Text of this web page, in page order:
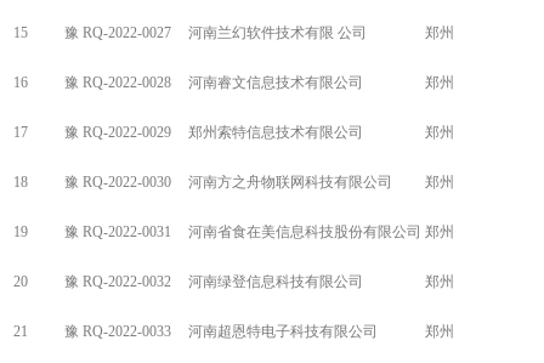
15 豫 RQ-2022-0027 河南兰幻软件技术有限 公司 郑州
16 豫 RQ-2022-0028 河南睿文信息技术有限公司 郑州
17 豫 RQ-2022-0029 郑州索特信息技术有限公司 郑州
18 豫 RQ-2022-0030 河南方之舟物联网科技有限公司 郑州
19 豫 RQ-2022-0031 河南省食在美信息科技股份有限公司 郑州
20 豫 RQ-2022-0032 河南绿登信息科技有限公司 郑州
21 豫 RQ-2022-0033 河南超恩特电子科技有限公司 郑州